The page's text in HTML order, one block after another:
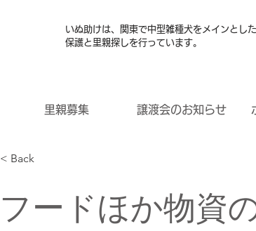
いぬ助けは、関東で中型雑種犬をメインとした
保護と里親探しを行っています。
里親募集 譲渡会のお知らせ
< Back
フードほか物資